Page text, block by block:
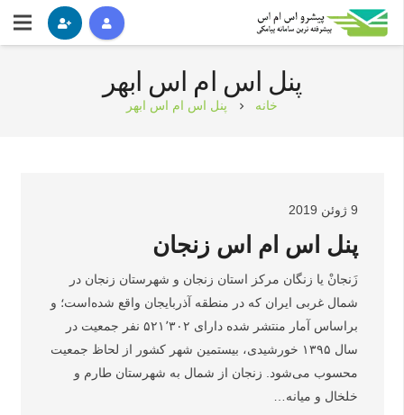
پنل اس ام اس ابهر
خانه chevron_right پنل اس ام اس ابهر
9 ژوئن 2019
پنل اس ام اس زنجان
زَنجانْ یا زنگان مرکز استان زنجان و شهرستان زنجان در
شمال غربی ایران که در منطقه آذربایجان واقع شده‌است؛ و
براساس آمار منتشر شده دارای ۵۲۱٬۳۰۲ نفر جمعیت در
سال ۱۳۹۵ خورشیدی، بیستمین شهر کشور از لحاظ جمعیت
محسوب می‌شود. زنجان از شمال به شهرستان طارم و
خلخال و میانه…